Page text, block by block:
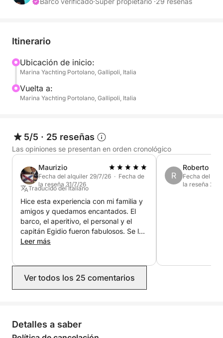
Gallipoli
Horario recomendado:
Día completo → 10:30 / 19:00
Excursión al atardecer → 18:30 / 22:30
Posibles paradas:
Isla de Sant'Andrea
Punta della Suina
Baia Verde
Santa Maria al Bagno
Porto Selvaggio
Paradas para nadar, snorkel, relax al sol, almuerzo
🥂 El paquete incluye:
✅ Combustible estándar para navegación costera
Itinerario
Ubicación de inicio:
Marina Yachting Portolano, Gallipoli, Italia
Vuelta a:
Marina Yachting Portolano, Gallipoli, Italia
5/5 · 25 reseñas
Las opiniones se presentan en orden cronológico
Maurizio
Fecha del alquiler 29/7/26 · Fecha de
la reseña 31/7/26
Traducido del Italiano
Hice esta experiencia con mi familia y
amigos y quedamos encantados. El
barco, el aperitivo, el personal y el
capitán Egidio fueron fabulosos. Se lo
recomiendo a cualquiera que quiera
Leer más
R
Roberto
Fecha del
la reseña 24/
Ver todos los 25 comentarios
Detalles a saber